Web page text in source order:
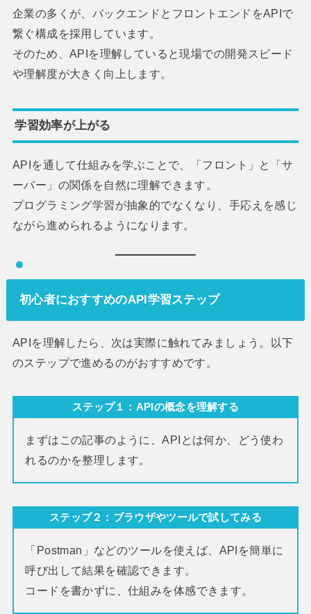
企業の多くが、バックエンドとフロントエンドをAPIで
繋ぐ構成を採用しています。
そのため、APIを理解していると現場での開発スピード
や理解度が大きく向上します。
学習効率が上がる
APIを通して仕組みを学ぶことで、「フロント」と「サ
ーバー」の関係を自然に理解できます。
プログラミング学習が抽象的でなくなり、手応えを感じ
ながら進められるようになります。
初心者におすすめのAPI学習ステップ
APIを理解したら、次は実際に触れてみましょう。以下
のステップで進めるのがおすすめです。
ステップ１： APIの概念を理解する
まずはこの記事のように、APIとは何か、どう使わ
れるのかを整理します。
ステップ２： ブラウザやツールで試してみる
「Postman」などのツールを使えば、APIを簡単に
呼び出して結果を確認できます。
コードを書かずに、仕組みを体感できます。